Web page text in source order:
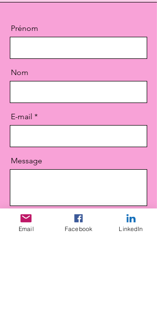
Prénom
Nom
E-mail
Message
Envoyer
Email Facebook LinkedIn